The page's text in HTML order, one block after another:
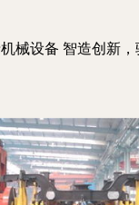
械设备 智造创新